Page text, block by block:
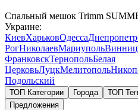
Спальный мешок Trimm
Украине:
КиевХарьковОдесса
РогНиколаевМариуполь
ФранковскТернопольБелая
ЦерковьЛуцкМелитополь
Подольский
ТОП Категории Города ТОП
Предложения